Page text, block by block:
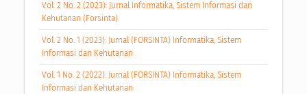
Vol. 2 No. 2 (2023): Jurnal Informatika, Sistem Informasi dan
Kehutanan (Forsinta)
Vol. 2 No. 1 (2023): Jurnal (FORSINTA) Informatika, Sistem
Informasi dan Kehutanan
Vol. 1 No. 2 (2022): Jurnal (FORSINTA) Informatika, Sistem
Informasi dan Kehutanan